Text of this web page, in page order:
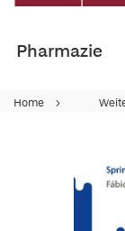
Pharmazie
Home